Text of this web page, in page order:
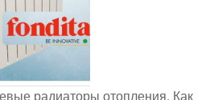
радиаторы отопления. Как